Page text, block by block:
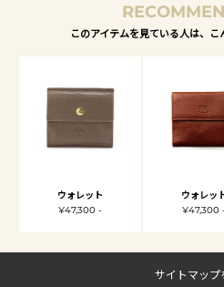
このアイテムを見ている人は、
ウォレット
¥47,300 -
ウォレッ
¥47,300
サイトマップ